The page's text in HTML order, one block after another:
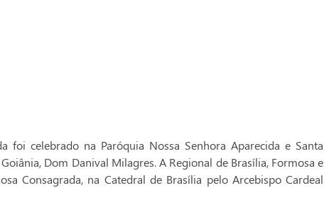
foi celebrado na Paróquia Nossa Senhora Aparecida e Santa
Dom Danival Milagres. A Regional de Brasília, Formosa e
Consagrada, na Catedral de Brasília pelo Arcebispo Cardeal